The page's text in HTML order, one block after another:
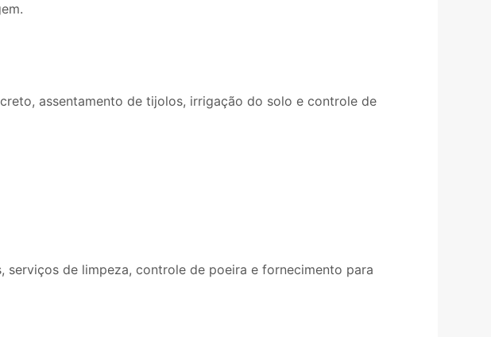
assentamento de tijolos, irrigação do solo e controle de
serviços de limpeza, controle de poeira e fornecimento para